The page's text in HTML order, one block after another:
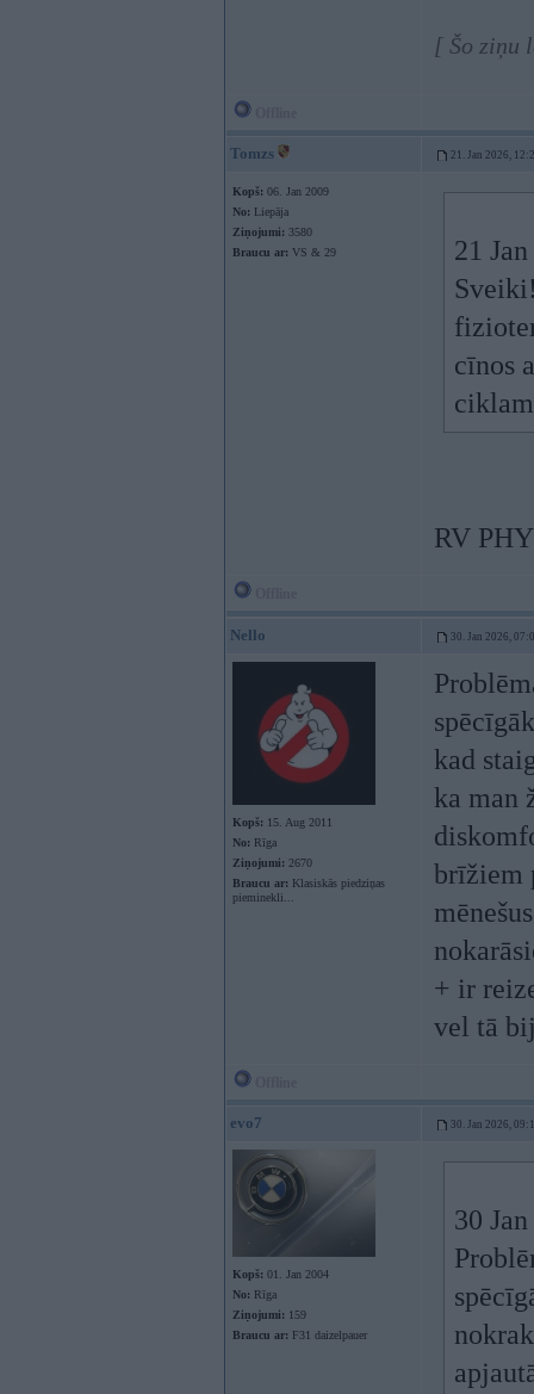
[ Šo ziņu
Tomzs 21. Jan 2026,
Kopš: 06. Jan 2009
No: Liepāja
Ziņojumi: 3580
Braucu ar: VS & 29
21
cīnos
RV
Nello 30. Jan 2026,
Kopš: 15. Aug 2011
No: Rīga
Ziņojumi: 2670
Braucu ar: Klasiskās piedziņas
pieminekli...
kad
ka man
brīžiem
+ ir
vel tā
evo7 30. Jan 2026,
Kopš: 01. Jan 2004
No: Rīga
Ziņojumi: 159
Braucu ar: F31 daizelpauer
30